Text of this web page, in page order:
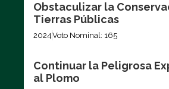
Obstaculizar la
Tierras Públicas
2024Voto Nominal: 165
Continuar la Peligrosa
al Plomo